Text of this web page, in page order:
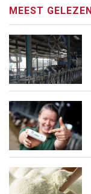
MEEST GELEZEN